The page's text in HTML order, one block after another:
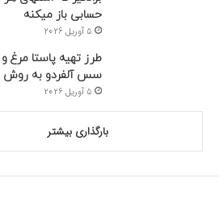
حسابی باز میکنه
5 آوریل 2026
طرز تهیه پاستا مرغ و
سس آلفردو به روش
5 آوریل 2026
بارگذاری بیشتر